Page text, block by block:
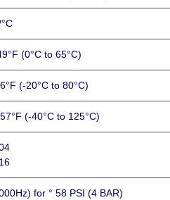
(0°C to 65°C)
(-20°C to 80°C)
(-40°C to 125°C)
for ° 58 PSI (4 BAR)